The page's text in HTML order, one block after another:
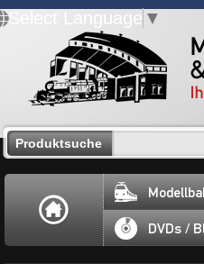
Select Language ▼
Produktsuche
DVDs /